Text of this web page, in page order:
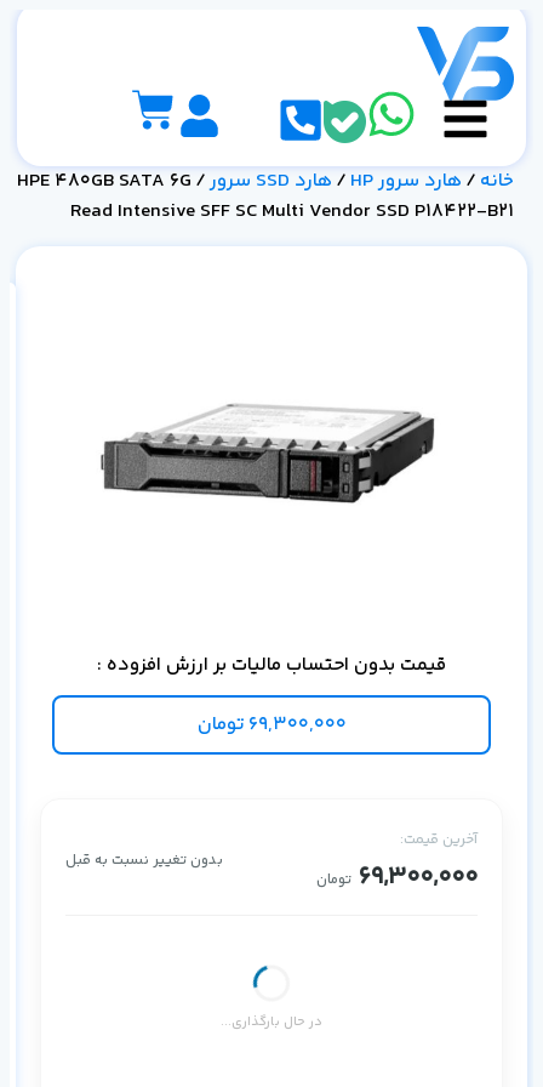
خانه / هارد سرور HP / هارد SSD سرور
/ HPE 480GB SATA 6G
Read Intensive SFF SC Multi Vendor SSD P18422-B21
قیمت بدون احتساب مالیات بر ارزش افزوده :
69,300,000 تومان
آخرین قیمت:
69,300,000 تومان
بدون تغییر نسبت به قبل
در حال بارگذاری...